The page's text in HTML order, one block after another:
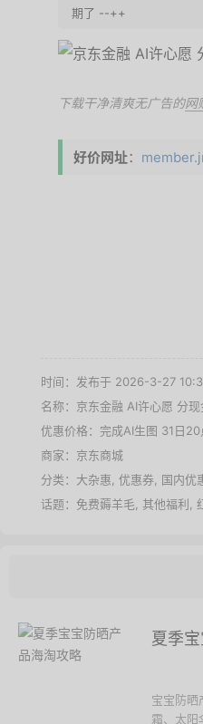
期了 --++
下载干净清爽无广告的网
好价网址：
时间：发布于 2026-3-27
名称： 京东金融 AI许心愿 分
优惠价格： 完成AI生图 31日
商家： 京东商城
分类： 大杂惠 优惠券 国内优
话题： 免费薅羊毛 其他福利
夏季
宝宝防晒
霜、太阳